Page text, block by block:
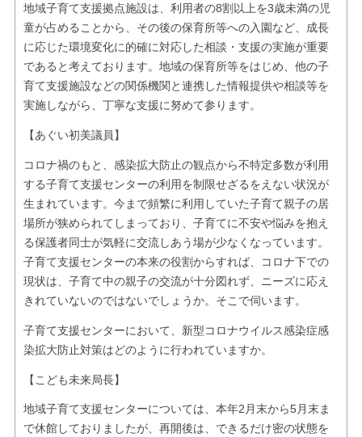
地域子育て支援拠点施設は、利用者の8割以上を3歳未満の児
童が占めることから、その後の保育所等への入園など、成長
に応じた環境変化に的確に対応した相談・支援の実施が重要
であると考えております。地域の保育所等をはじめ、他の子
育て支援施設などの関係機関と連携した情報提供や相談等を
実施しながら、丁寧な支援に努めて参ります。
【あぐい初美議員】
コロナ禍のもと、感染拡大防止の観点から不特定多数が利用
する子育て支援センターの利用を制限せざるをえない状況が
生まれています。今まで頻繁に利用していた子育て親子の居
場所が狭められてしまっており、子育てに不安や悩みを抱え
る保護者同士が気軽に交流しあう場が少なくなっています。
子育て支援センターの本来の役割からすれば、コロナ下での
現状は、子育て中の親子の交流が十分図れず、ニーズに応え
きれていないのではないでしょうか。そこで伺います。
子育て支援センターにおいて、新型コロナウイルス感染症感
染拡大防止対策はどのように行われていますか。
【こども未来局長】
地域子育て支援センターについては、本年2月末から5月末ま
で休館しておりましたが、再開後は、できるだけ密の状態を